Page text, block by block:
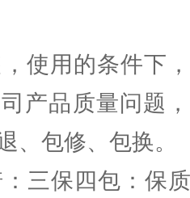
使用的条件下
产品质量问题
、包修、包换。
三保四包：保